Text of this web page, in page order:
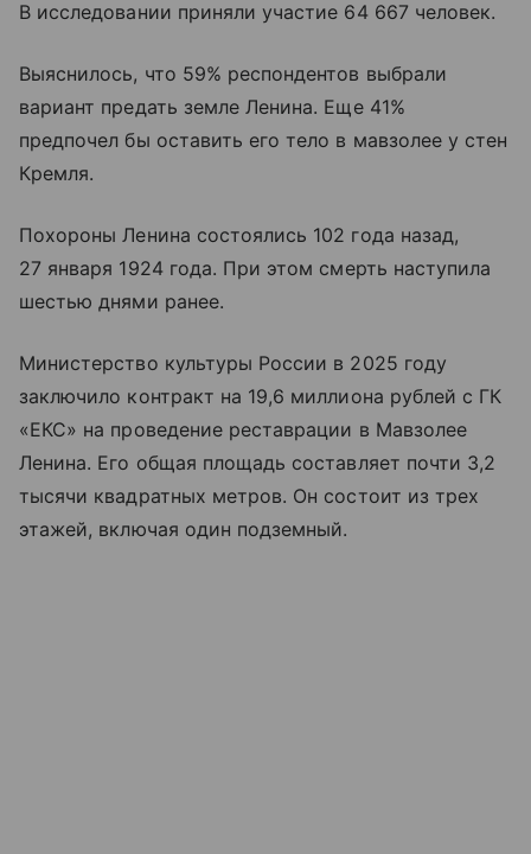
В исследовании приняли участие 64 667 человек.
Выяснилось, что 59% респондентов выбрали
вариант предать земле Ленина. Еще 41%
предпочел бы оставить его тело в мавзолее у стен
Кремля.
Похороны Ленина состоялись 102 года назад,
27 января 1924 года. При этом смерть наступила
шестью днями ранее.
Министерство культуры России в 2025 году
заключило контракт на 19,6 миллиона рублей с ГК
«ЕКС» на проведение реставрации в Мавзолее
Ленина. Его общая площадь составляет почти 3,2
тысячи квадратных метров. Он состоит из трех
этажей, включая один подземный.